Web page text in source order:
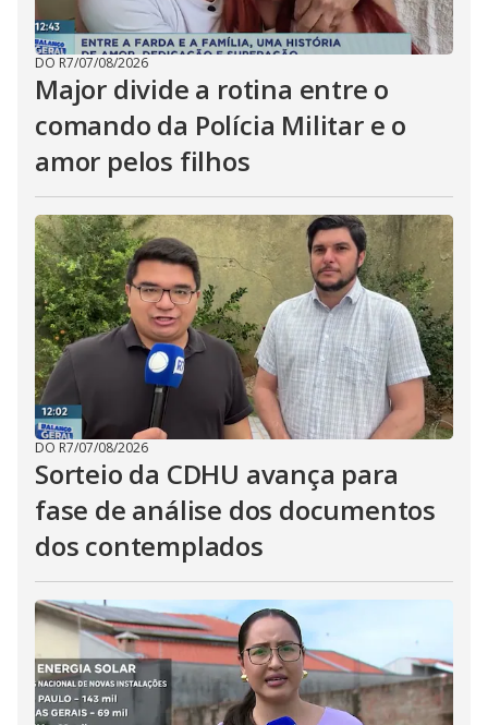
DO R7/07/08/2026
Major divide a rotina entre o
comando da Polícia Militar e o
amor pelos filhos
DO R7/07/08/2026
Sorteio da CDHU avança para
fase de análise dos documentos
dos contemplados